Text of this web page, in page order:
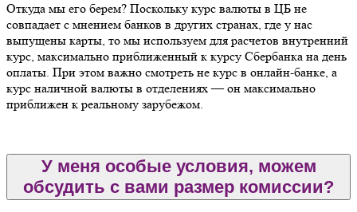
Откуда мы его берем? Поскольку курс валюты в ЦБ не
совпадает с мнением банков в других странах, где у нас
выпущены карты, то мы используем для расчетов внутренний
курс, максимально приближенный к курсу Сбербанка на день
оплаты. При этом важно смотреть не курс в онлайн-банке, а
курс наличной валюты в отделениях — он максимально
приближен к реальному зарубежом.
У меня особые условия, можем
обсудить с вами размер комиссии?